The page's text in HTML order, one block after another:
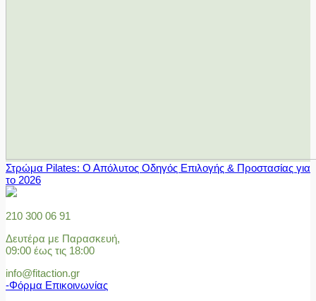
Στρώμα Pilates: Ο Απόλυτος Οδηγός Επιλογής & Προστασίας για
το 2026
210 300 06 91
Δευτέρα με Παρασκευή,
09:00 έως τις 18:00
info@fitaction.gr
-Φόρμα Επικοινωνίας